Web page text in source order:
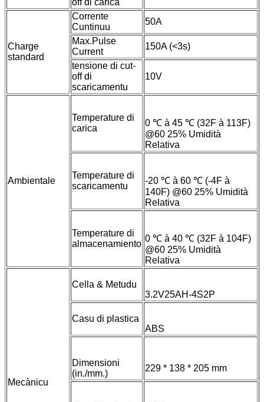
off di carica
Charge
standard
Corrente
Cuntinuu
50A
Max.Pulse
Current
150A (<3s)
tensione di cut-
off di
scaricamentu
10V
Ambientale
Temperature di
carica
0 ℃ à 45 ℃ (32F à 113F)
@60 25% Umidità
Relativa
Temperature di
scaricamentu
-20 ℃ à 60 ℃ (-4F à
140F) @60 25% Umidità
Relativa
Temperature di
almacenamiento
0 ℃ à 40 ℃ (32F à 104F)
@60 25% Umidità
Relativa
Mecànicu
Cella & Metudu
3.2V25AH-4S2P
Casu di plastica
ABS
Dimensioni
(in./mm.)
229 * 138 * 205 mm